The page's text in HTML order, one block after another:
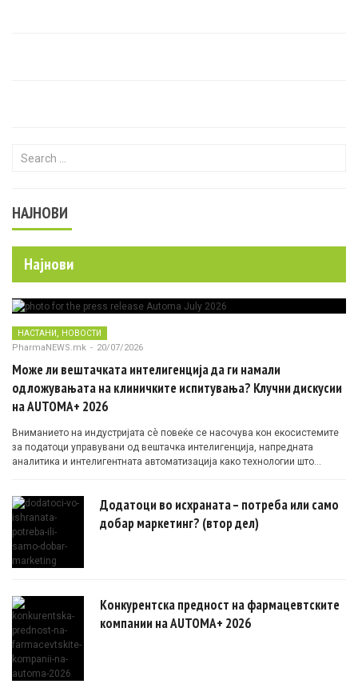
Search for:
НАЈНОВИ
Најнови
НАСТАНИ, НОВОСТИ
PharmaNEWS.mk - 20/07/2026
Може ли вештачката интелигенција да ги намали
одложувањата на клиничките испитувања? Клучни дискусии
на AUTOMA+ 2026
Вниманието на индустријата сè повеќе се насочува кон екосистемите
за податоци управувани од вештачка интелигенција, напредната
аналитика и интелигентната автоматизација како технологии што
Додатоци во исхраната – потреба или само
добар маркетинг? (втор дел)
Конкурентска предност на фармацевтските
компании на AUTOMA+ 2026